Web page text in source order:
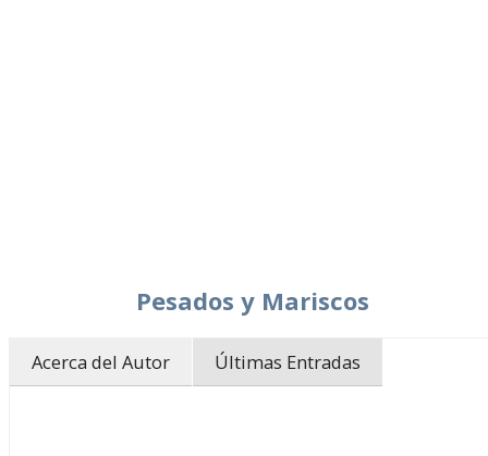
Pesados y Mariscos
Acerca del Autor Últimas Entradas